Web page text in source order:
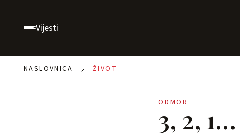
Vijesti
NASLOVNICA ŽIVOT
ODMOR
3, 2,